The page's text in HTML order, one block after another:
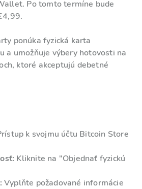
Po tomto termíne bude
ponúka fyzická karta
a umožňuje výbery hotovosti na
ktoré akceptujú debetné
k svojmu účtu Bitcoin Store
Kliknite na "Objednať fyzickú
Vyplňte požadované informácie